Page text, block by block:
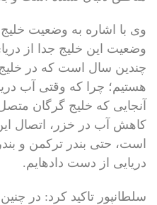
وی با اشاره به وضعیت خلیج
وضعیت این خلیج جدا از
چندین سال است که در
هستیم؛ چرا که وقتی آب
آنجایی که خلیج گرگان
کاهش آب در خزر، اتصال
‌است، حتی بندر ترکمن و
دریایی از دست داده‎ایم.
سلطانپور تاکید کرد: در